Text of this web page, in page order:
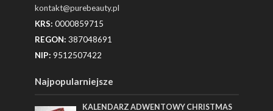
kontakt@purebeauty.pl
KRS: 0000859715
REGON: 387048691
NIP: 9512507422
Najpopularniejsze
KALENDARZ ADWENTOWY CHRISTMAS